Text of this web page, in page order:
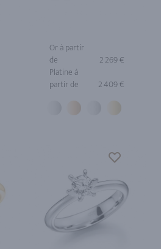
Or à partir
de
2 269 €
Platine à
partir de
2 409 €